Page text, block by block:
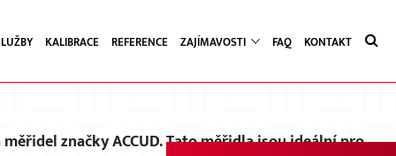
KALIBRACE REFERENCE ZAJÍMAVOSTI FAQ KONTAKT
značky ACCUD. Tato měřidla jsou ideální pro